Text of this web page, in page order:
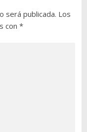
será publicada. Los
con *